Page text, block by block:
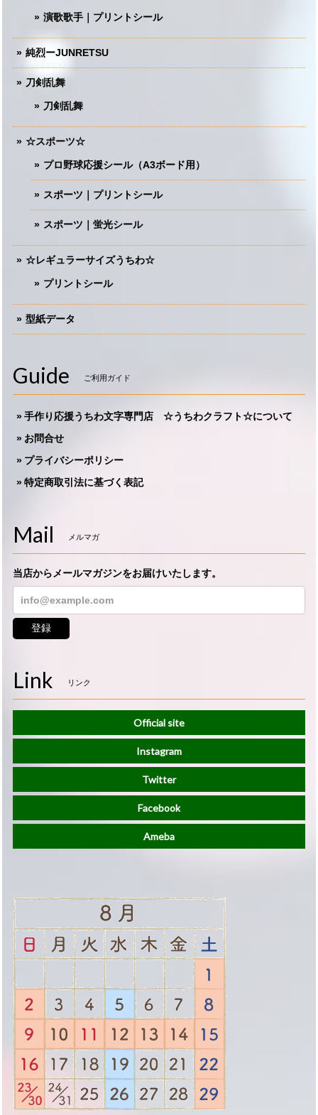
演歌歌手｜プリントシール
純烈ーJUNRETSU
刀剣乱舞
刀剣乱舞
☆スポーツ☆
プロ野球応援シール（A3ボード用）
スポーツ｜プリントシール
スポーツ｜蛍光シール
☆レギュラーサイズうちわ☆
プリントシール
型紙データ
Guide ご利用ガイド
手作り応援うちわ文字専門店 ☆うちわクラフト☆について
お問合せ
プライバシーポリシー
特定商取引法に基づく表記
Mail メルマガ
当店からメールマガジンをお届けいたします。
登録
Link リンク
Official site
Instagram
Twitter
Facebook
Ameba